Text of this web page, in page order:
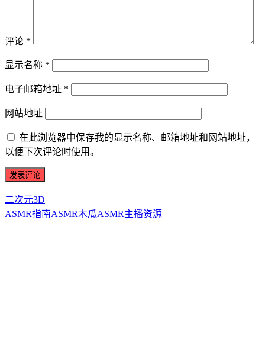
评论 *
显示名称 *
电子邮箱地址 *
网站地址
在此浏览器中保存我的显示名称、邮箱地址和网站地址，
以便下次评论时使用。
二次元3D
ASMR指南ASMR木瓜ASMR主播资源